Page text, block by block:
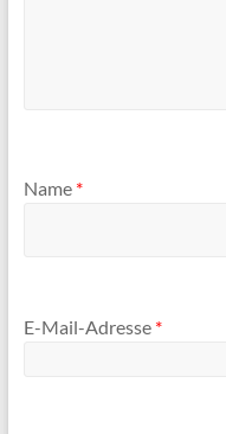
Name *
E-Mail-Adresse *